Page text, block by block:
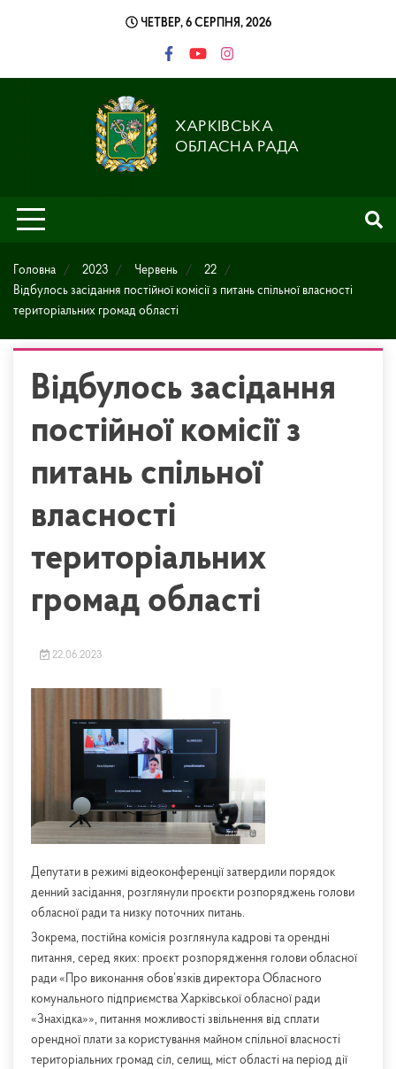
ЧЕТВЕР, 6 СЕРПНЯ, 2026
ХАРКІВСЬКА
ОБЛАСНА РАДА
Головна 2023 Червень
22
Відбулось засідання постійної комісії з питань спільної власності
територіальних громад області
Відбулось засідання
постійної комісії з
питань спільної
власності
територіальних
громад області
22.06.2023
Депутати в режимі відеоконференції затвердили порядок
денний засідання, розглянули проєкти розпоряджень голови
обласної ради та низку поточних питань.
Зокрема, постійна комісія розглянула кадрові та орендні
питання, серед яких: проєкт розпорядження голови обласної
ради «Про виконання обов’язків директора Обласного
комунального підприємства Харківської обласної ради
«Знахідка»», питання можливості звільнення від сплати
орендної плати за користування майном спільної власності
територіальних громад сіл, селищ, міст області на період дії